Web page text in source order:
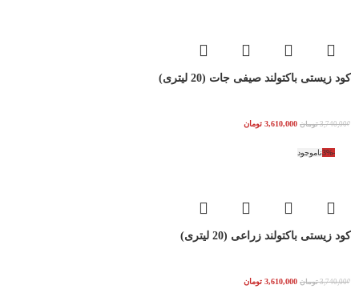
کود زیستی باکتولند صیفی جات (20 لیتری)
3,740,000 تومان 3,610,000 تومان
-3% ناموجود
کود زیستی باکتولند زراعی (20 لیتری)
3,740,000 تومان 3,610,000 تومان